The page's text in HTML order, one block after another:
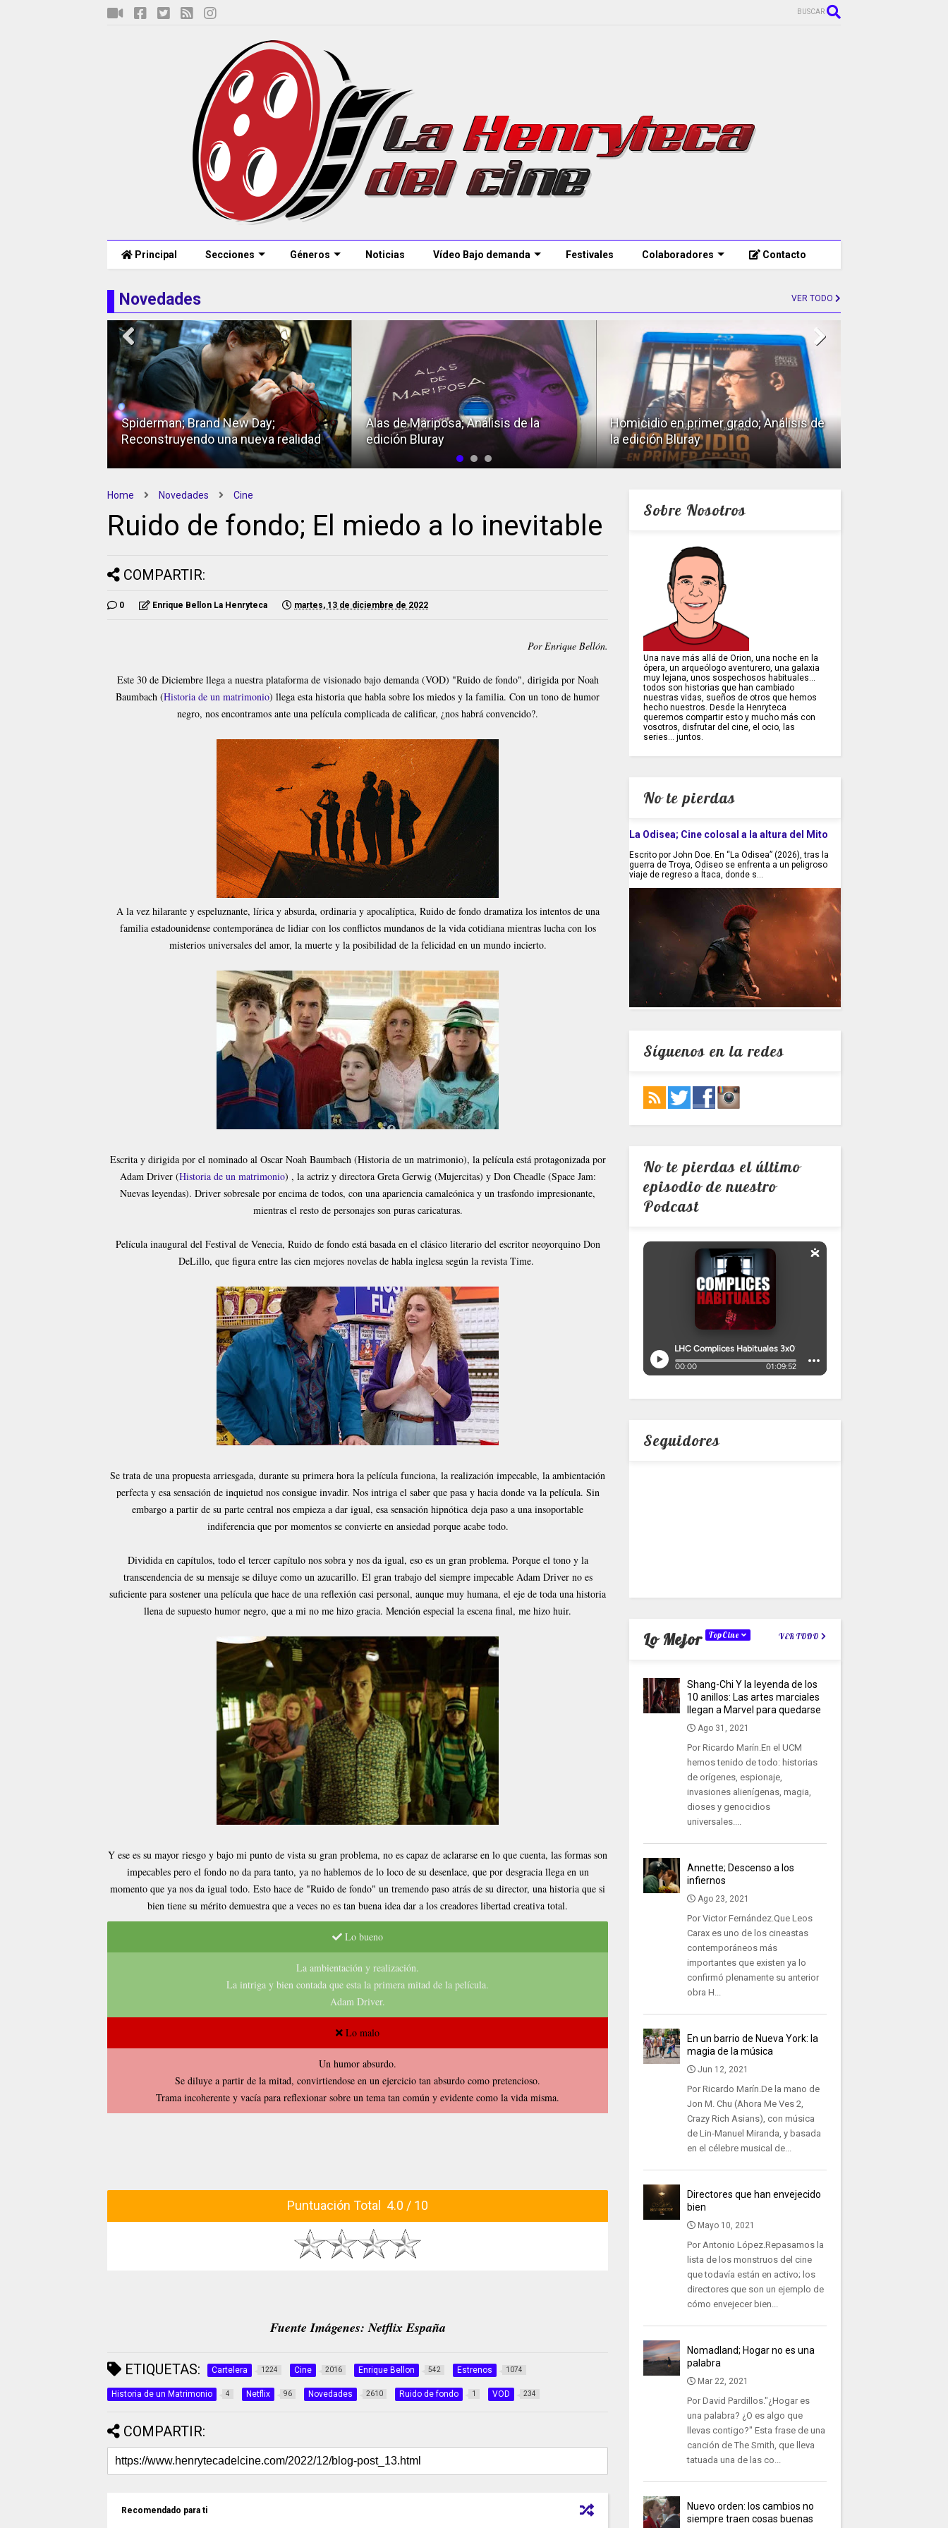
BUSCAR
Principal Secciones Géneros Noticias Vídeo Bajo demanda Festivales Colaboradores Contacto
Novedades VER TODO
Spiderman; Brand New Day;
Reconstruyendo una nueva realidad
Alas de Mariposa; Análisis de la
edición Bluray
Homicidio en primer grado; Análisis de
la edición Bluray
Home Novedades Cine
Ruido de fondo; El miedo a lo inevitable
COMPARTIR:
0 Enrique Bellon La Henryteca martes, 13 de diciembre de 2022
Por Enrique Bellón.
Este 30 de Diciembre llega a nuestra plataforma de visionado bajo demanda (VOD) "Ruido de fondo", dirigida por Noah
Baumbach (Historia de un matrimonio) llega esta historia que habla sobre los miedos y la familia. Con un tono de humor
negro, nos encontramos ante una película complicada de calificar, ¿nos habrá convencido?.
A la vez hilarante y espeluznante, lírica y absurda, ordinaria y apocalíptica, Ruido de fondo dramatiza los intentos de una
familia estadounidense contemporánea de lidiar con los conflictos mundanos de la vida cotidiana mientras lucha con los
misterios universales del amor, la muerte y la posibilidad de la felicidad en un mundo incierto.
Escrita y dirigida por el nominado al Oscar Noah Baumbach (Historia de un matrimonio), la película está protagonizada por
Adam Driver (Historia de un matrimonio) , la actriz y directora Greta Gerwig (Mujercitas) y Don Cheadle (Space Jam:
Nuevas leyendas). Driver sobresale por encima de todos, con una apariencia camaleónica y un trasfondo impresionante,
mientras el resto de personajes son puras caricaturas.
Película inaugural del Festival de Venecia, Ruido de fondo está basada en el clásico literario del escritor neoyorquino Don
DeLillo, que figura entre las cien mejores novelas de habla inglesa según la revista Time.
Se trata de una propuesta arriesgada, durante su primera hora la película funciona, la realización impecable, la ambientación
perfecta y esa sensación de inquietud nos consigue invadir. Nos intriga el saber que pasa y hacia donde va la película. Sin
embargo a partir de su parte central nos empieza a dar igual, esa sensación hipnótica deja paso a una insoportable
indiferencia que por momentos se convierte en ansiedad porque acabe todo.
Dividida en capítulos, todo el tercer capítulo nos sobra y nos da igual, eso es un gran problema. Porque el tono y la
transcendencia de su mensaje se diluye como un azucarillo. El gran trabajo del siempre impecable Adam Driver no es
suficiente para sostener una película que hace de una reflexión casi personal, aunque muy humana, el eje de toda una historia
llena de supuesto humor negro, que a mi no me hizo gracia. Mención especial la escena final, me hizo huir.
Y ese es su mayor riesgo y bajo mi punto de vista su gran problema, no es capaz de aclararse en lo que cuenta, las formas son
impecables pero el fondo no da para tanto, ya no hablemos de lo loco de su desenlace, que por desgracia llega en un
momento que ya nos da igual todo. Esto hace de "Ruido de fondo" un tremendo paso atrás de su director, una historia que si
bien tiene su mérito demuestra que a veces no es tan buena idea dar a los creadores libertad creativa total.
Lo bueno
La ambientación y realización.
La intriga y bien contada que esta la primera mitad de la película.
Adam Driver.
Lo malo
Un humor absurdo.
Se diluye a partir de la mitad, convirtiendose en un ejercicio tan absurdo como pretencioso.
Trama incoherente y vacía para reflexionar sobre un tema tan común y evidente como la vida misma.
Puntuación Total 4.0 / 10
Fuente Imágenes: Netflix España
ETIQUETAS: Cartelera 1224 Cine 2016 Enrique Bellon 542 Estrenos 1074
Historia de un Matrimonio 4 Netflix 96 Novedades 2610 Ruido de fondo 1 VOD 234
COMPARTIR:
Recomendado para ti
Sobre Nosotros
Una nave más allá de Orion, una noche en la
ópera, un arqueólogo aventurero, una galaxia
muy lejana, unos sospechosos habituales...
todos son historias que han cambiado
nuestras vidas, sueños de otros que hemos
hecho nuestros. Desde la Henryteca
queremos compartir esto y mucho más con
vosotros, disfrutar del cine, el ocio, las
series... juntos.
No te pierdas
La Odisea; Cine colosal a la altura del Mito
Escrito por John Doe. En “La Odisea” (2026), tras la
guerra de Troya, Odiseo se enfrenta a un peligroso
viaje de regreso a Ítaca, donde s...
Síguenos en la redes
No te pierdas el último
episodio de nuestro
Podcast
Seguidores
Lo Mejor TopCine VER TODO
Shang-Chi Y la leyenda de los
10 anillos: Las artes marciales
llegan a Marvel para quedarse
Ago 31, 2021
Por Ricardo Marín.En el UCM
hemos tenido de todo: historias
de orígenes, espionaje,
invasiones alienígenas, magia,
dioses y genocidios
universales....
Annette; Descenso a los
infiernos
Ago 23, 2021
Por Victor Fernández.Que Leos
Carax es uno de los cineastas
contemporáneos más
importantes que existen ya lo
confirmó plenamente su anterior
obra H...
En un barrio de Nueva York: la
magia de la música
Jun 12, 2021
Por Ricardo Marín.De la mano de
Jon M. Chu (Ahora Me Ves 2,
Crazy Rich Asians), con música
de Lin-Manuel Miranda, y basada
en el célebre musical de...
Directores que han envejecido
bien
Mayo 10, 2021
Por Antonio López.Repasamos la
lista de los monstruos del cine
que todavía están en activo; los
directores que son un ejemplo de
cómo envejecer bien...
Nomadland; Hogar no es una
palabra
Mar 22, 2021
Por David Pardillos."¿Hogar es
una palabra? ¿O es algo que
llevas contigo?" Esta frase de una
canción de The Smith, que lleva
tatuada una de las co...
Nuevo orden: los cambios no
siempre traen cosas buenas